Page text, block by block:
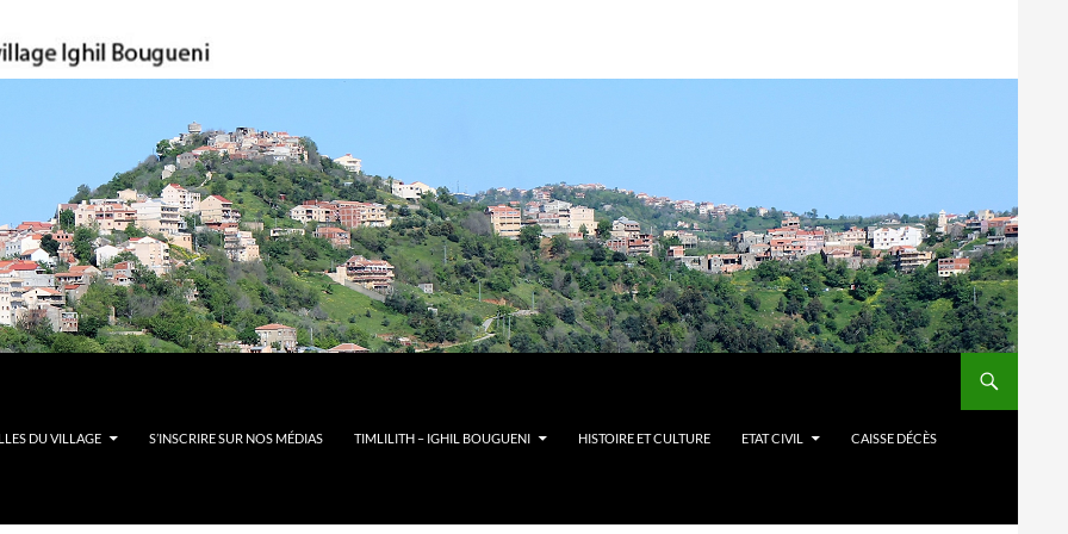
DU VILLAGE S’INSCRIRE SUR NOS MÉDIAS TIMLILITH – IGHIL BOUGUENI HISTOIRE ET CULTURE ETAT CIVIL CAISSE DÉCÈS